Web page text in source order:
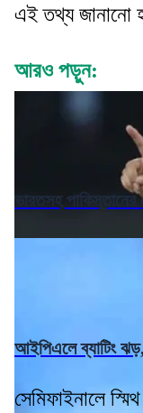
এই তথ্য জানানো
আরও পড়ুন:
ভারতসহ পাকিস্তানের
আইপিএলে ব্যাটিং ঝড়,
সেমিফাইনালে